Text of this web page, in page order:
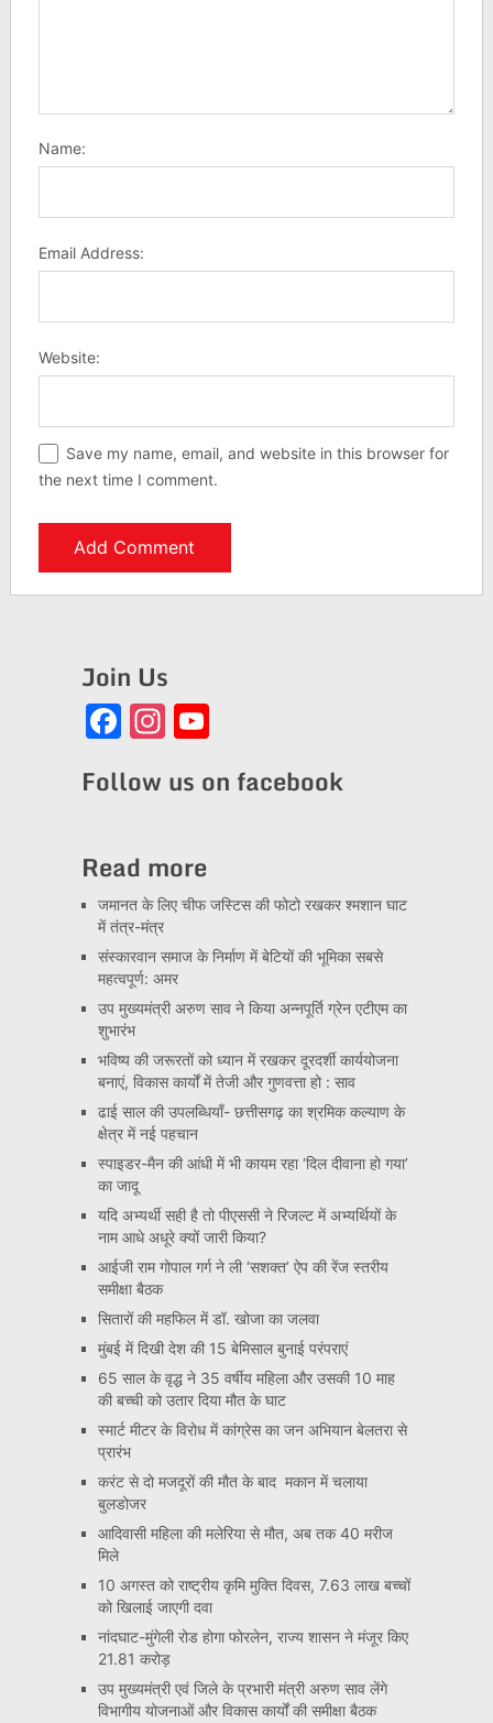
Name:
Email Address:
Website:
Save my name, email, and website in this browser for
the next time I comment.
Join Us
Facebook
Instagram
YouTube
Follow us on facebook
Read more
जमानत के लिए चीफ जस्टिस की फोटो रखकर श्मशान घाट
में तंत्र-मंत्र
संस्कारवान समाज के निर्माण में बेटियों की भूमिका सबसे
महत्वपूर्ण: अमर
उप मुख्यमंत्री अरुण साव ने किया अन्नपूर्ति ग्रेन एटीएम का
शुभारंभ
भविष्य की जरूरतों को ध्यान में रखकर दूरदर्शी कार्ययोजना
बनाएं, विकास कार्यों में तेजी और गुणवत्ता हो : साव
ढाई साल की उपलब्धियाँ- छत्तीसगढ़ का श्रमिक कल्याण के
क्षेत्र में नई पहचान
स्पाइडर-मैन की आंधी में भी कायम रहा ‘दिल दीवाना हो गया’
का जादू
यदि अभ्यर्थी सही है तो पीएससी ने रिजल्ट में अभ्यर्थियों के
नाम आधे अधूरे क्यों जारी किया?
आईजी राम गोपाल गर्ग ने ली ‘सशक्त’ ऐप की रेंज स्तरीय
समीक्षा बैठक
सितारों की महफिल में डॉ. खोजा का जलवा
मुंबई में दिखी देश की 15 बेमिसाल बुनाई परंपराएं
65 साल के वृद्ध ने 35 वर्षीय महिला और उसकी 10 माह
की बच्ची को उतार दिया मौत के घाट
स्मार्ट मीटर के विरोध में कांग्रेस का जन अभियान बेलतरा से
प्रारंभ
करंट से दो मजदूरों की मौत के बाद मकान में चलाया
बुलडोजर
आदिवासी महिला की मलेरिया से मौत, अब तक 40 मरीज
मिले
10 अगस्त को राष्ट्रीय कृमि मुक्ति दिवस, 7.63 लाख बच्चों
को खिलाई जाएगी दवा
नांदघाट-मुंगेली रोड होगा फोरलेन, राज्य शासन ने मंजूर किए
21.81 करोड़
उप मुख्यमंत्री एवं जिले के प्रभारी मंत्री अरुण साव लेंगे
विभागीय योजनाओं और विकास कार्यों की समीक्षा बैठक